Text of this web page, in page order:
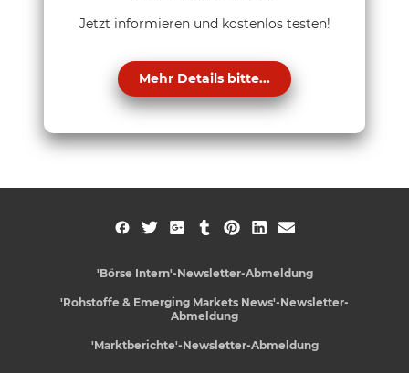
Jetzt informieren und kostenlos testen!
Mehr Details bitte...
'Börse Intern'-Newsletter-Abmeldung
'Rohstoffe & Emerging Markets News'-Newsletter-
Abmeldung
'Marktberichte'-Newsletter-Abmeldung